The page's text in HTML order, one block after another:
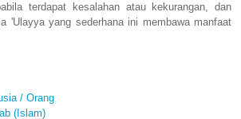
terdapat kesalahan atau kekurangan, dan
'Ulayya yang sederhana ini membawa manfaat
/ Orang
(Islam)